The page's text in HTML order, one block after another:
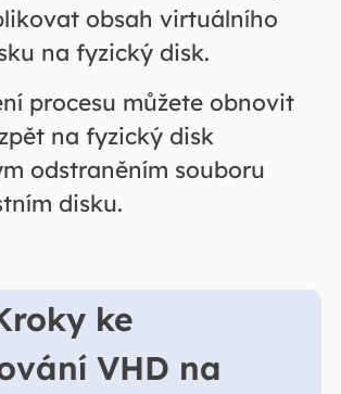
obsah virtuálního
na fyzický disk.
procesu můžete obnovit
na fyzický disk
odstraněním souboru
disku.
ke
VHD na